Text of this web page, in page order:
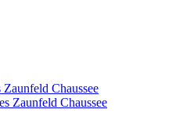
Chaussee
Zaunfeld Chaussee